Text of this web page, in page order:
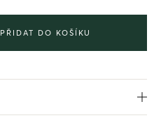
PŘIDAT DO KOŠÍKU